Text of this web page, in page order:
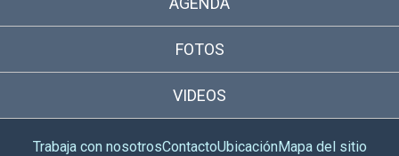
FOTOS
VIDEOS
Trabaja con nosotrosContactoUbicaciónMapa del sitio